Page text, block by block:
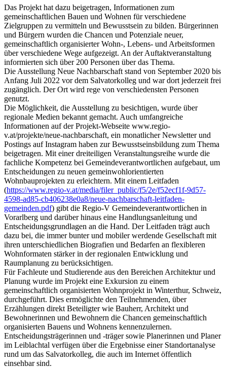
Das Projekt hat dazu beigetragen, Informationen zum
gemeinschaftlichen Bauen und Wohnen für verschiedene
Zielgruppen zu vermitteln und Bewusstsein zu bilden. Bürgerinnen
und Bürgern wurden die Chancen und Potenziale neuer,
gemeinschaftlich organisierter Wohn-, Lebens- und Arbeitsformen
über verschiedene Wege aufgezeigt. An der Auftaktveranstaltung
informierten sich über 200 Personen über das Thema.
Die Ausstellung Neue Nachbarschaft stand von September 2020 bis
Anfang Juli 2022 vor dem Salvatorkolleg und war dort jederzeit frei
zugänglich. Der Ort wird rege von verschiedensten Personen
genutzt.
Die Möglichkeit, die Ausstellung zu besichtigen, wurde über
regionale Medien bekannt gemacht. Auch umfangreiche
Informationen auf der Projekt-Webseite www.regio-
v.at/projekte/neue-nachbarschaft, ein monatlicher Newsletter und
Postings auf Instagram haben zur Bewusstseinsbildung zum Thema
beigetragen. Mit einer dreiteiligen Veranstaltungsreihe wurde die
fachliche Kompetenz bei Gemeindeverantwortlichen aufgebaut, um
Entscheidungen zu neuen gemeinwohlorientierten
Wohnbauprojekten zu erleichtern. Mit einem Leitfaden
(https://www.regio-v.at/media/filer_public/f5/2e/f52ecf1f-9d57-
4598-ad85-cb406238e0a8/neue-nachbarschaft-leitfaden-
gemeinden.pdf) gibt die Regio-V Gemeindeverantwortlichen in
Vorarlberg und darüber hinaus eine Handlungsanleitung und
Entscheidungsgrundlagen an die Hand. Der Leitfaden trägt auch
dazu bei, die immer bunter und mobiler werdende Gesellschaft mit
ihren unterschiedlichen Biografien und Bedarfen an flexibleren
Wohnformaten stärker in der regionalen Entwicklung und
Raumplanung zu berücksichtigen.
Für Fachleute und Studierende aus den Bereichen Architektur und
Planung wurde im Projekt eine Exkursion zu einem
gemeinschaftlich organisierten Wohnprojekt in Winterthur, Schweiz,
durchgeführt. Dies ermöglichte den Teilnehmenden, über
Erzählungen direkt Beteiligter wie Bauherr, Architekt und
Bewohnerinnen und Bewohnern die Chancen gemeinschaftlich
organisierten Bauens und Wohnens kennenzulernen.
Entscheidungsträgerinnen und -träger sowie Planerinnen und Planer
im Leiblachtal verfügen über die Ergebnisse einer Standortanalyse
rund um das Salvatorkolleg, die auch im Internet öffentlich
einsehbar sind.